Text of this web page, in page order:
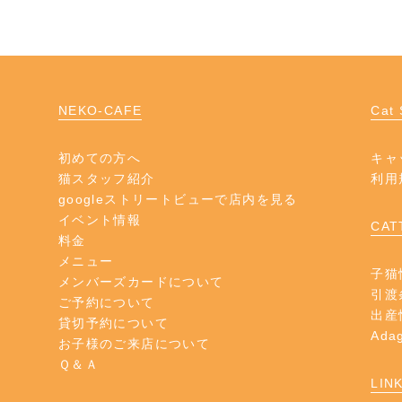
NEKO-CAFE
初めての方へ
猫スタッフ紹介
googleストリートビューで店内を見る
イベント情報
料金
メニュー
メンバーズカードについて
ご予約について
貸切予約について
お子様のご来店について
Ｑ＆Ａ
Cat
キャ
利用
子猫
引渡
出産